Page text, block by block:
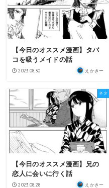
【今日のオススメ漫画】タバ
コを吸うメイドの話
2023.08.30 えかきー
ネタ
【今日のオススメ漫画】兄の
恋人に会いに行く話
2023.08.28 えかきー